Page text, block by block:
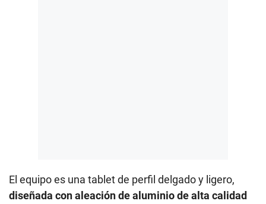
El equipo es una tablet de perfil delgado y ligero,
diseñada con aleación de aluminio de alta calidad